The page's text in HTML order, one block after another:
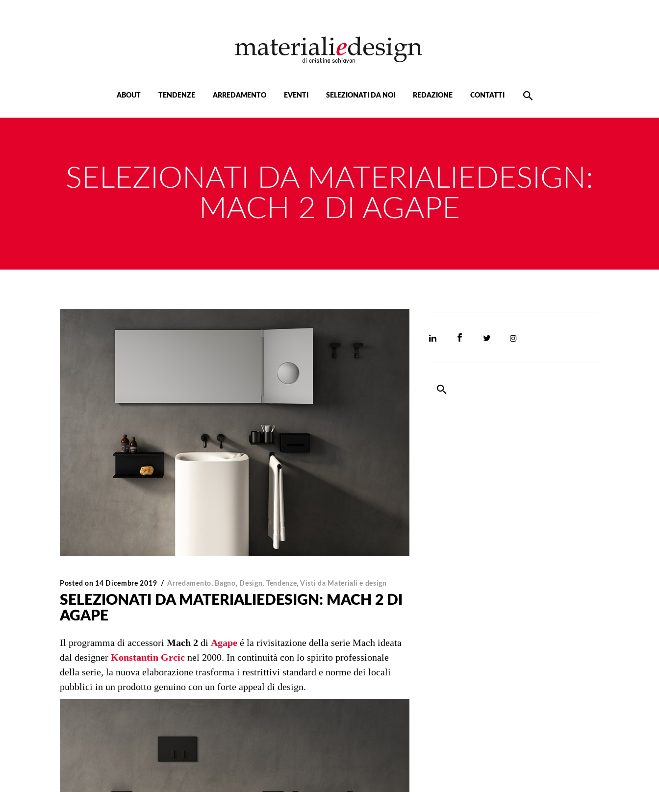
ABOUT TENDENZE ARREDAMENTO EVENTI SELEZIONATI DA NOI REDAZIONE CONTATTI
SELEZIONATI DA MATERIALIEDESIGN:
MACH 2 DI AGAPE
Posted on 14 Dicembre 2019 Arredamento, Bagno, Design, Tendenze, Visti da Materiali e design
SELEZIONATI DA MATERIALIEDESIGN: MACH 2 DI
AGAPE
Il programma di accessori Mach 2 di Agape é la rivisitazione della serie Mach ideata
dal designer Konstantin Grcic nel 2000. In continuità con lo spirito professionale
della serie, la nuova elaborazione trasforma i restrittivi standard e norme dei locali
pubblici in un prodotto genuino con un forte appeal di design.